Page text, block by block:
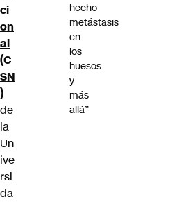
ci
on
al
(C
SN
)
de
la
Un
ive
rsi
da
hecho
metástasis
en
los
huesos
y
más
allá”